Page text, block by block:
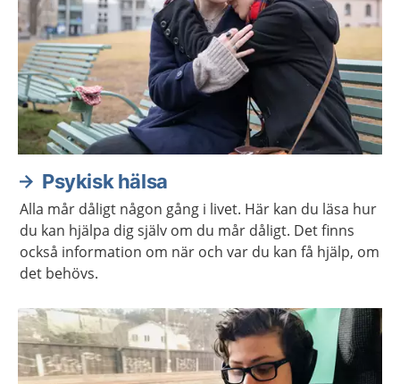
Psykisk hälsa
Alla mår dåligt någon gång i livet. Här kan du läsa hur
du kan hjälpa dig själv om du mår dåligt. Det finns
också information om när och var du kan få hjälp, om
det behövs.